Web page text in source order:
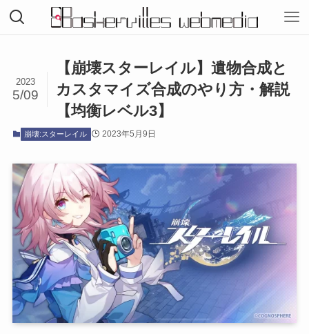
【崩壊スターレイル】遺物合成と
カスタマイズ合成のやり方・解説
【均衡レベル3】
2023
5/09
崩壊:スターレイル 2023年5月9日